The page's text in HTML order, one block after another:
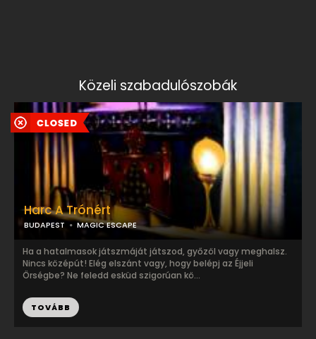
Közeli szabadulószobák
Harc A Trónért
BUDAPEST MAGIC ESCAPE
Ha a hatalmasok játszmáját játszod, győzöl vagy meghalsz.
Nincs középút! Elég elszánt vagy, hogy belépj az Éjjeli
Örségbe? Ne feledd esküd szigorúan kö...
TOVÁBB